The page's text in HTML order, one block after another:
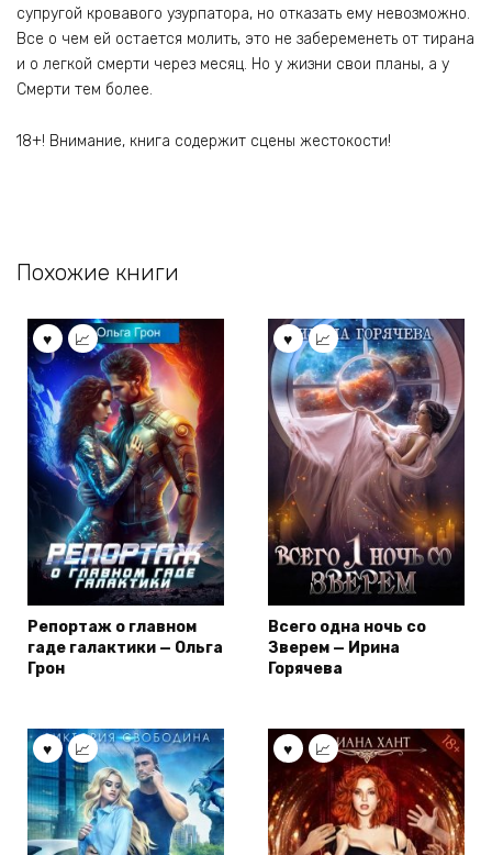
супругой кровавого узурпатора, но отказать ему невозможно.
Все о чем ей остается молить, это не забеременеть от тирана
и о легкой смерти через месяц. Но у жизни свои планы, а у
Смерти тем более.
18+! Внимание, книга содержит сцены жестокости!
Похожие книги
Репортаж о главном
гаде галактики — Ольга
Грон
Всего одна ночь со
Зверем — Ирина
Горячева